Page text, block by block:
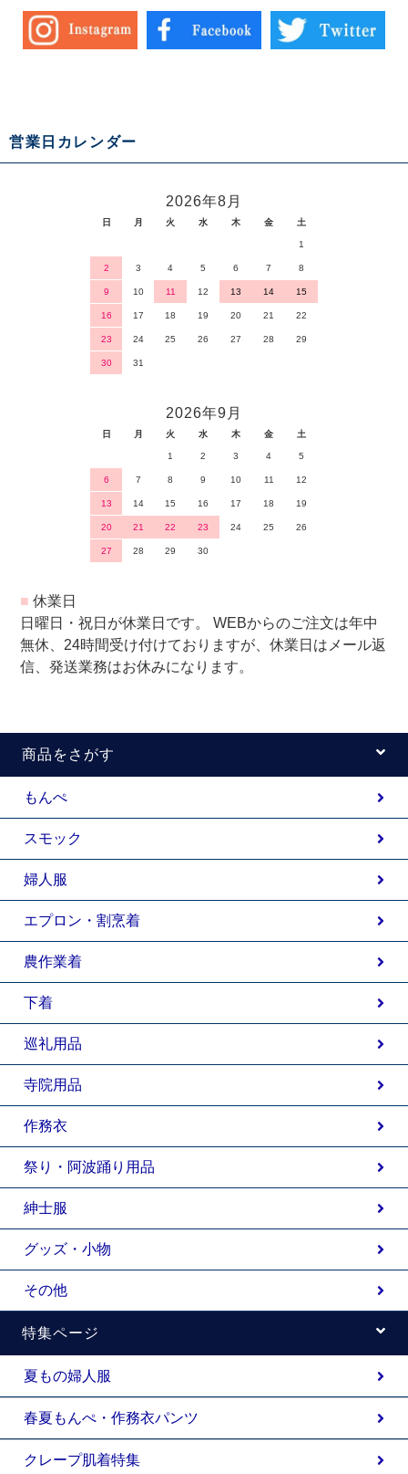
営業日カレンダー
2026年8月
日 月 火 水 木 金 土
1
2 3 4 5 6 7 8
9 10 11 12 13 14 15
16 17 18 19 20 21 22
23 24 25 26 27 28 29
30 31
2026年9月
日 月 火 水 木 金 土
1 2 3 4 5
6 7 8 9 10 11 12
13 14 15 16 17 18 19
20 21 22 23 24 25 26
27 28 29 30
■ 休業日
日曜日・祝日が休業日です。 WEBからのご注文は年中
無休、24時間受け付けておりますが、休業日はメール返
信、発送業務はお休みになります。
商品をさがす
もんぺ
スモック
婦人服
エプロン・割烹着
農作業着
下着
巡礼用品
寺院用品
作務衣
祭り・阿波踊り用品
紳士服
グッズ・小物
その他
特集ページ
夏もの婦人服
春夏もんぺ・作務衣パンツ
クレープ肌着特集